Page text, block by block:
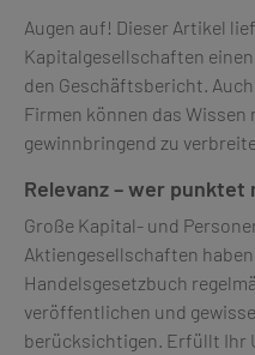
Augen auf! Dieser Artikel
Kapitalgesellschaften
den Geschäftsbericht.
Firmen können das
gewinnbringend zu
Relevanz – wer
Große Kapital- und
Aktiengesellschaften
Handelsgesetzbuch
veröffentlichen und
berücksichtigen. Erfüllt Ihr